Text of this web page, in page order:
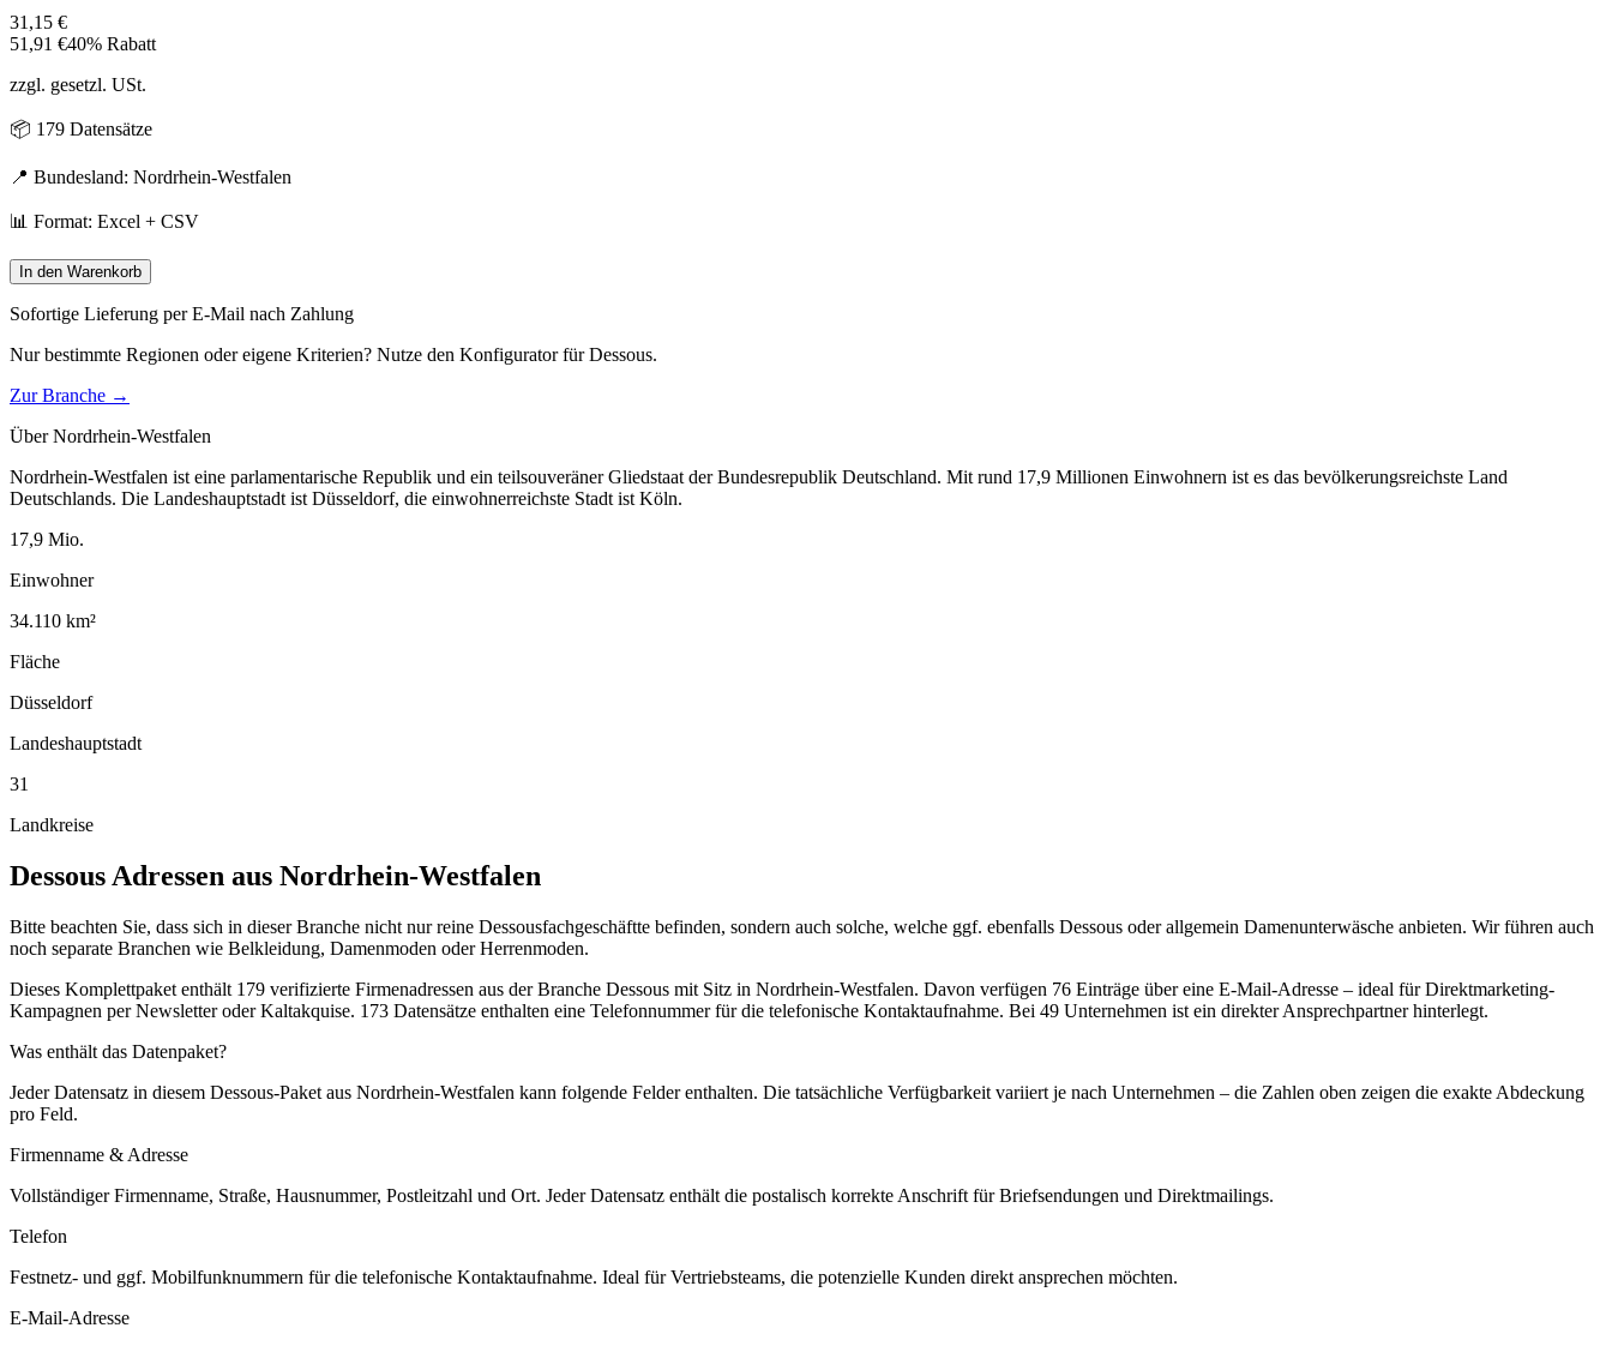
31,15 €
51,91 €40% Rabatt
zzgl. gesetzl. USt.
📦 179 Datensätze
📍 Bundesland: Nordrhein-Westfalen
📊 Format: Excel + CSV
In den Warenkorb
Sofortige Lieferung per E-Mail nach Zahlung
Nur bestimmte Regionen oder eigene Kriterien? Nutze den Konfigurator fürDessous.
Zur Branche →
ÜberNordrhein-Westfalen
Nordrhein-Westfalen ist eine parlamentarische Republik und ein teilsouveräner Gliedstaat der Bundesrepublik Deutschland. Mit rund 17,9 Millionen Einwohnern ist es das bevölkerungsreichste Land
Deutschlands. Die Landeshauptstadt ist Düsseldorf, die einwohnerreichste Stadt ist Köln.
17,9 Mio.
Einwohner
34.110 km²
Fläche
Düsseldorf
Landeshauptstadt
31
Landkreise
Dessous Adressen aus Nordrhein-Westfalen
Bitte beachten Sie, dass sich in dieser Branche nicht nur reine Dessousfachgeschäftte befinden, sondern auch solche, welche ggf. ebenfalls Dessous oder allgemein Damenunterwäsche anbieten. Wir führen auch
noch separate Branchen wie Belkleidung, Damenmoden oder Herrenmoden.
Dieses Komplettpaket enthält 179 verifizierte Firmenadressen aus der Branche Dessous mit Sitz in Nordrhein-Westfalen. Davon verfügen 76 Einträge über eine E-Mail-Adresse – ideal für Direktmarketing-
Kampagnen per Newsletter oder Kaltakquise. 173 Datensätze enthalten eine Telefonnummer für die telefonische Kontaktaufnahme. Bei 49 Unternehmen ist ein direkter Ansprechpartner hinterlegt.
Was enthält das Datenpaket?
Jeder Datensatz in diesem Dessous-Paket aus Nordrhein-Westfalen kann folgende Felder enthalten. Die tatsächliche Verfügbarkeit variiert je nach Unternehmen – die Zahlen oben zeigen die exakte Abdeckung
pro Feld.
Firmenname & Adresse
Vollständiger Firmenname, Straße, Hausnummer, Postleitzahl und Ort. Jeder Datensatz enthält die postalisch korrekte Anschrift für Briefsendungen und Direktmailings.
Telefon
Festnetz- und ggf. Mobilfunknummern für die telefonische Kontaktaufnahme. Ideal für Vertriebsteams, die potenzielle Kunden direkt ansprechen möchten.
E-Mail-Adresse